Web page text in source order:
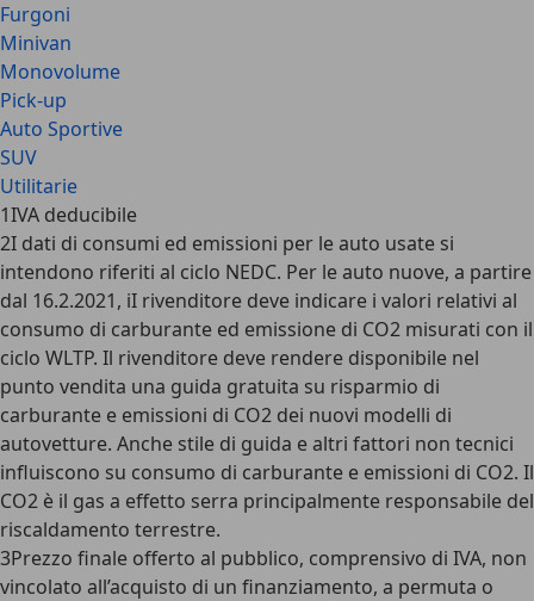
Furgoni
Minivan
Monovolume
Pick-up
Auto Sportive
SUV
Utilitarie
1IVA deducibile
2I dati di consumi ed emissioni per le auto usate si
intendono riferiti al ciclo NEDC. Per le auto nuove, a partire
dal 16.2.2021, iI rivenditore deve indicare i valori relativi al
consumo di carburante ed emissione di CO2 misurati con il
ciclo WLTP. Il rivenditore deve rendere disponibile nel
punto vendita una guida gratuita su risparmio di
carburante e emissioni di CO2 dei nuovi modelli di
autovetture. Anche stile di guida e altri fattori non tecnici
influiscono su consumo di carburante e emissioni di CO2. Il
CO2 è il gas a effetto serra principalmente responsabile del
riscaldamento terrestre.
3Prezzo finale offerto al pubblico, comprensivo di IVA, non
vincolato all’acquisto di un finanziamento, a permuta o